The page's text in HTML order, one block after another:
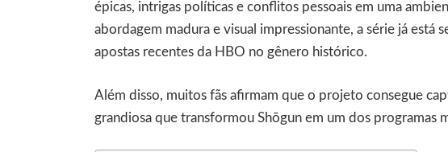
épicas, intrigas políticas e conflitos pessoais em uma
abordagem madura e visual impressionante, a série já está
apostas recentes da HBO no gênero histórico.
Além disso, muitos fãs afirmam que o projeto consegue
grandiosa que transformou Shōgun em um dos programas